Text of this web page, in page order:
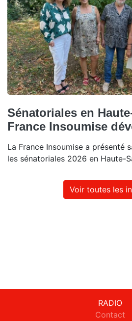
Sénatoriales en
France Insoumise
La France Insoumise a présenté
les sénatoriales 2026 en Haute-
Voir toutes les
RADIO
Contact